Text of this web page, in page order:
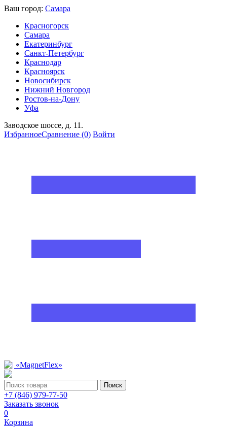
Ваш город: Самара
Красногорск
Самара
Екатеринбург
Санкт-Петербург
Краснодар
Красноярск
Новосибирск
Нижний Новгород
Ростов-на-Дону
Уфа
Заводское шоссе, д. 11.
ИзбранноеСравнение (0) Войти
Поиск
+7 (846) 979-77-50
Заказать звонок
0
Корзина